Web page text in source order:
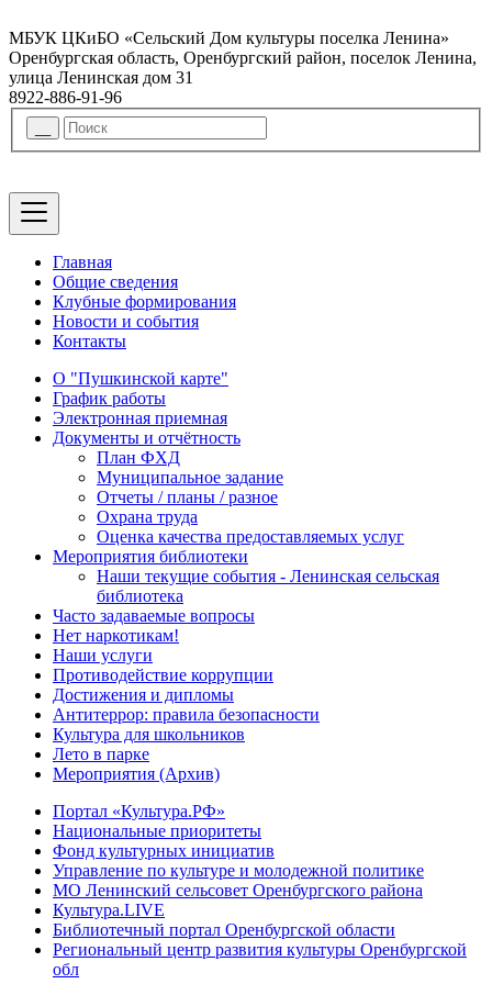
МБУК ЦКиБО «Сельский Дом культуры поселка Ленина»
Оренбургская область, Оренбургский район, поселок Ленина,
улица Ленинская дом 31
8922-886-91-96
Главная
Общие сведения
Клубные формирования
Новости и события
Контакты
О "Пушкинской карте"
График работы
Электронная приемная
Документы и отчётность
План ФХД
Муниципальное задание
Отчеты / планы / разное
Охрана труда
Оценка качества предоставляемых услуг
Мероприятия библиотеки
Наши текущие события - Ленинская сельская
библиотека
Часто задаваемые вопросы
Нет наркотикам!
Наши услуги
Противодействие коррупции
Достижения и дипломы
Антитеррор: правила безопасности
Культура для школьников
Лето в парке
Мероприятия (Архив)
Портал «Культура.РФ»
Национальные приоритеты
Фонд культурных инициатив
Управление по культуре и молодежной политике
МО Ленинский сельсовет Оренбургского района
Культура.LIVE
Библиотечный портал Оренбургской области
Региональный центр развития культуры Оренбургской
обл